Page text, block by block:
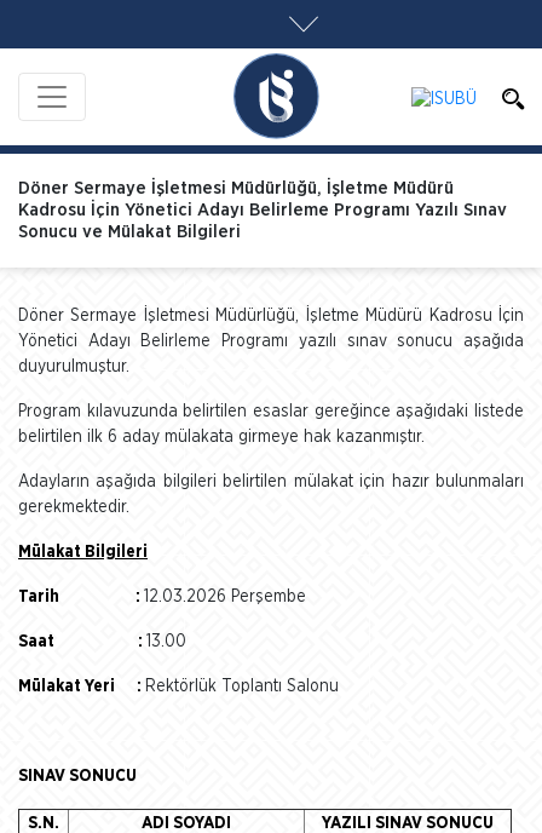
Döner Sermaye İşletmesi Müdürlüğü, İşletme Müdürü
Kadrosu İçin Yönetici Adayı Belirleme Programı Yazılı Sınav
Sonucu ve Mülakat Bilgileri
Döner Sermaye İşletmesi Müdürlüğü, İşletme Müdürü Kadrosu İçin
Yönetici Adayı Belirleme Programı yazılı sınav sonucu aşağıda
duyurulmuştur.
Program kılavuzunda belirtilen esaslar gereğince aşağıdaki listede
belirtilen ilk 6 aday mülakata girmeye hak kazanmıştır.
Adayların aşağıda bilgileri belirtilen mülakat için hazır bulunmaları
gerekmektedir.
Mülakat Bilgileri
Tarih : 12.03.2026 Perşembe
Saat : 13.00
Mülakat Yeri : Rektörlük Toplantı Salonu
SINAV SONUCU
S.N. ADI SOYADI YAZILI SINAV SONUCU